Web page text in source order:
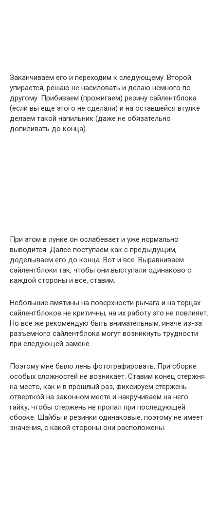
Заканчиваем его и переходим к следующему. Второй
упирается, решаю не насиловать и делаю немного по
другому. Прибиваем (прожигаем) резину сайлентблока
(если вы еще этого не сделали) и на оставшейся втулке
делаем такой напильник (даже не обязательно
допиливать до конца).
При этом в лунке он ослабевает и уже нормально
выводится. Далее поступаем как с предыдущим,
доделываем его до конца. Вот и все. Выравниваем
сайлентблоки так, чтобы они выступали одинаково с
каждой стороны и все, ставим.
Небольшие вмятины на поверхности рычага и на торцах
сайлентблоков не критичны, на их работу это не повлияет.
Но все же рекомендую быть внимательным, иначе из-за
разъемного сайлентблока могут возникнуть трудности
при следующей замене.
Поэтому мне было лень фотографировать. При сборке
особых сложностей не возникает. Ставим конец стержня
на место, как и в прошлый раз, фиксируем стержень
отверткой на законном месте и накручиваем на него
гайку, чтобы стержень не пропал при последующей
сборке. Шайбы и резинки одинаковые, поэтому не имеет
значения, с какой стороны они расположены.